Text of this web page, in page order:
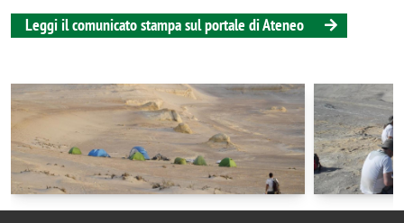
Leggi il comunicato stampa sul portale di Ateneo